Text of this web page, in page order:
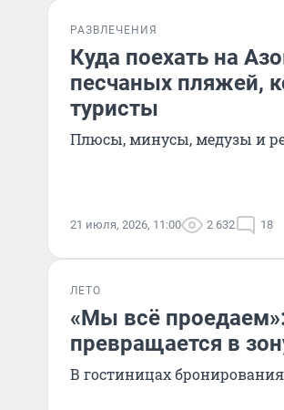
РАЗВЛЕЧЕНИЯ
Куда поехать на
песчаных пляжей,
туристы
Плюсы, минусы, медузы и
21 июля, 2026, 11:00 2 632 18
ЛЕТО
«Мы всё
превращается в
В гостиницах